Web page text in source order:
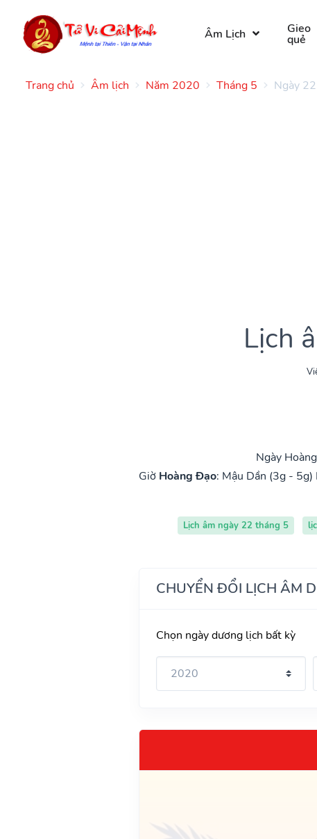
Âm Lịch Gieo
quẻ
Trang chủ Âm lịch Năm 2020 Tháng 5 Ngày 22
Lịch
Ngày
Giờ Hoàng Đạo: Mậu Dần (3g - 5g)
Lịch âm ngày 22 tháng 5
CHUYỂN ĐỔI LỊCH ÂM
Chọn ngày dương lịch bất kỳ